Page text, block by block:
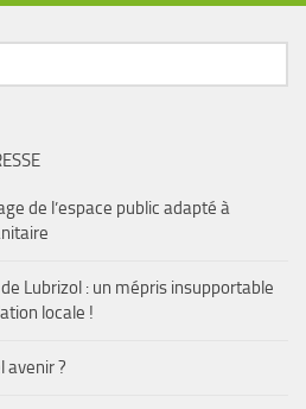
de l’espace public adapté à
Lubrizol : un mépris insupportable
locale !
avenir ?